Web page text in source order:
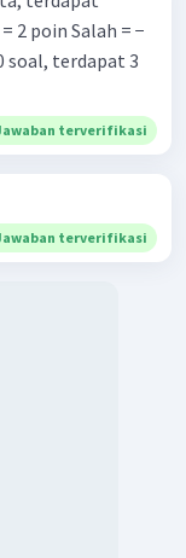
terverifikasi
terverifikasi